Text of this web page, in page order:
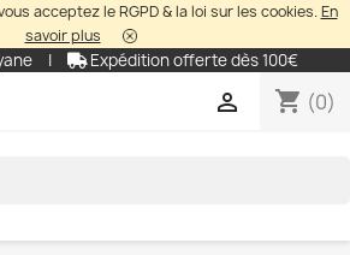
acceptez le RGPD & la loi sur les cookies.En
savoir plus
| Expédition offerte dès 100€
shopping_cart (0)
